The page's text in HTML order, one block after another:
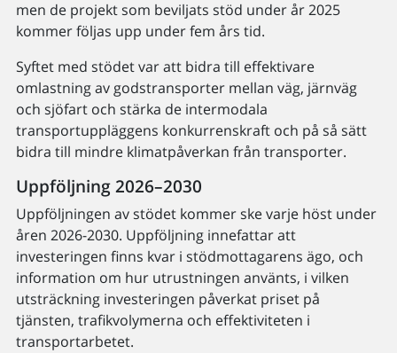
men de projekt som beviljats stöd under år 2025
kommer följas upp under fem års tid.
Syftet med stödet var att bidra till effektivare
omlastning av godstransporter mellan väg, järnväg
och sjöfart och stärka de intermodala
transportuppläggens konkurrenskraft och på så sätt
bidra till mindre klimatpåverkan från transporter.
Uppföljning 2026–2030
Uppföljningen av stödet kommer ske varje höst under
åren 2026-2030. Uppföljning innefattar att
investeringen finns kvar i stödmottagarens ägo, och
information om hur utrustningen använts, i vilken
utsträckning investeringen påverkat priset på
tjänsten, trafikvolymerna och effektiviteten i
transportarbetet.